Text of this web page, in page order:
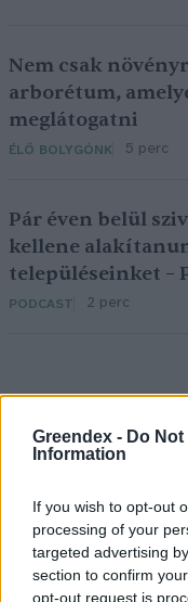
Greendex - Do
Information
If you wish to opt-out
processing of your
targeted advertising
section to confirm
opt-out request is
Nem csak
arborétum,
meglátogatni
ÉLŐ BOLYGÓNK 5 perc
Pár éven belül
kellene
településeinket –
PODCAST 2 perc
Holnapután